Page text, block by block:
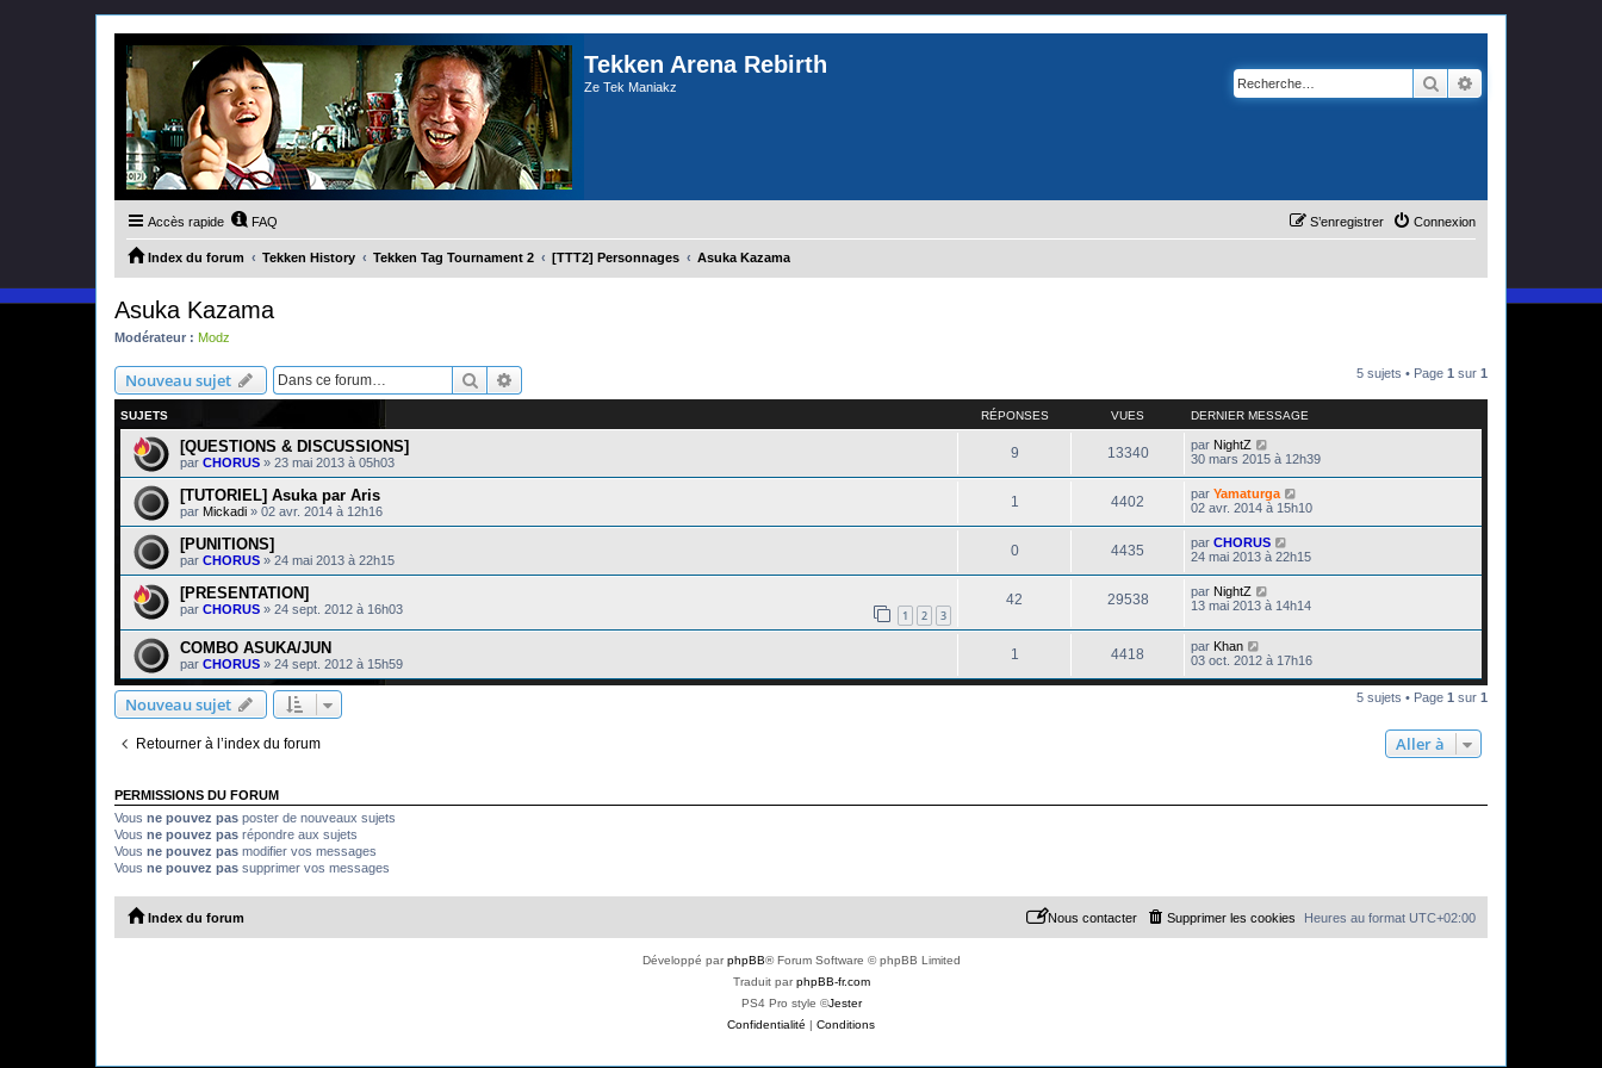
Tekken Arena Rebirth
Ze Tek Maniakz Rechercher
Accès rapide FAQ Connexion
S’enregistrer
Index du forum Tekken History Tekken Tag Tournament 2 [TTT2] Personnages Asuka Kazama
Asuka Kazama
Modérateur : Modz
Nouveau sujet Rechercher 5 sujets • Page 1 sur 1
SUJETS RÉPONSES VUES DERNIER MESSAGE
[QUESTIONS & DISCUSSIONS]
par CHORUS » 23 mai 2013 à 05h03
9 13340 par NightZ
30 mars 2015 à 12h39
[TUTORIEL] Asuka par Aris
par Mickadi » 02 avr. 2014 à 12h16
1 4402 par Yamaturga
02 avr. 2014 à 15h10
[PUNITIONS]
par CHORUS » 24 mai 2013 à 22h15
0 4435 par CHORUS
24 mai 2013 à 22h15
[PRESENTATION]
par CHORUS » 24 sept. 2012 à 16h03 1 2 3
42 29538 par NightZ
13 mai 2013 à 14h14
COMBO ASUKA/JUN
par CHORUS » 24 sept. 2012 à 15h59
1 4418 par Khan
03 oct. 2012 à 17h16
Nouveau sujet 5 sujets • Page 1 sur 1
Retourner à l’index du forum Aller à
PERMISSIONS DU FORUM
Vous ne pouvez pas poster de nouveaux sujets
Vous ne pouvez pas répondre aux sujets
Vous ne pouvez pas modifier vos messages
Vous ne pouvez pas supprimer vos messages
Index du forum Heures au format UTC+02:00
Supprimer les cookies
Nous contacter
Développé parphpBB® Forum Software © phpBB Limited
Traduit parphpBB-fr.com
PS4 Pro style ©Jester
Confidentialité | Conditions